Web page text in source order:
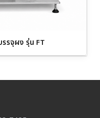
รรจุผง รุ่น FT